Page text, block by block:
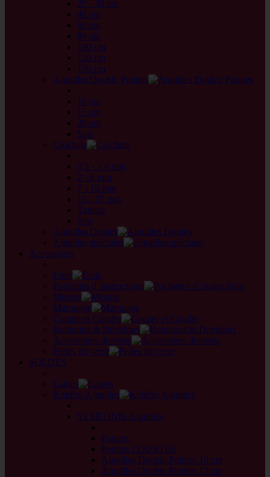
20 - 30 cm
40 cm
60 cm
80 cm
100 cm
120 cm
150 cm
Aiguilles Double Pointes
10 cm
15 cm
20 cm
Sets
Crochets
0,5 - 1,8 mm
2 - 6 mm
7 - 12 mm
15 - 35 mm
Tunisie
Sets
Aiguilles Droites
Aiguilles spéciales
Accessoires
Etuis
Pochettes d' instructions
Mesure
Marquage
Couper et Coudre
Bobinoirs & Dévidoirs
Accessoires diverses
Perles de verre
SOLDES
Laines
KnitPro Aiguilles
SYMFONIE Aiguilles
Pointes
Pointes COURTES
Aiguilles Double Pointes 10 cm
Aiguilles Double Pointes 15 cm